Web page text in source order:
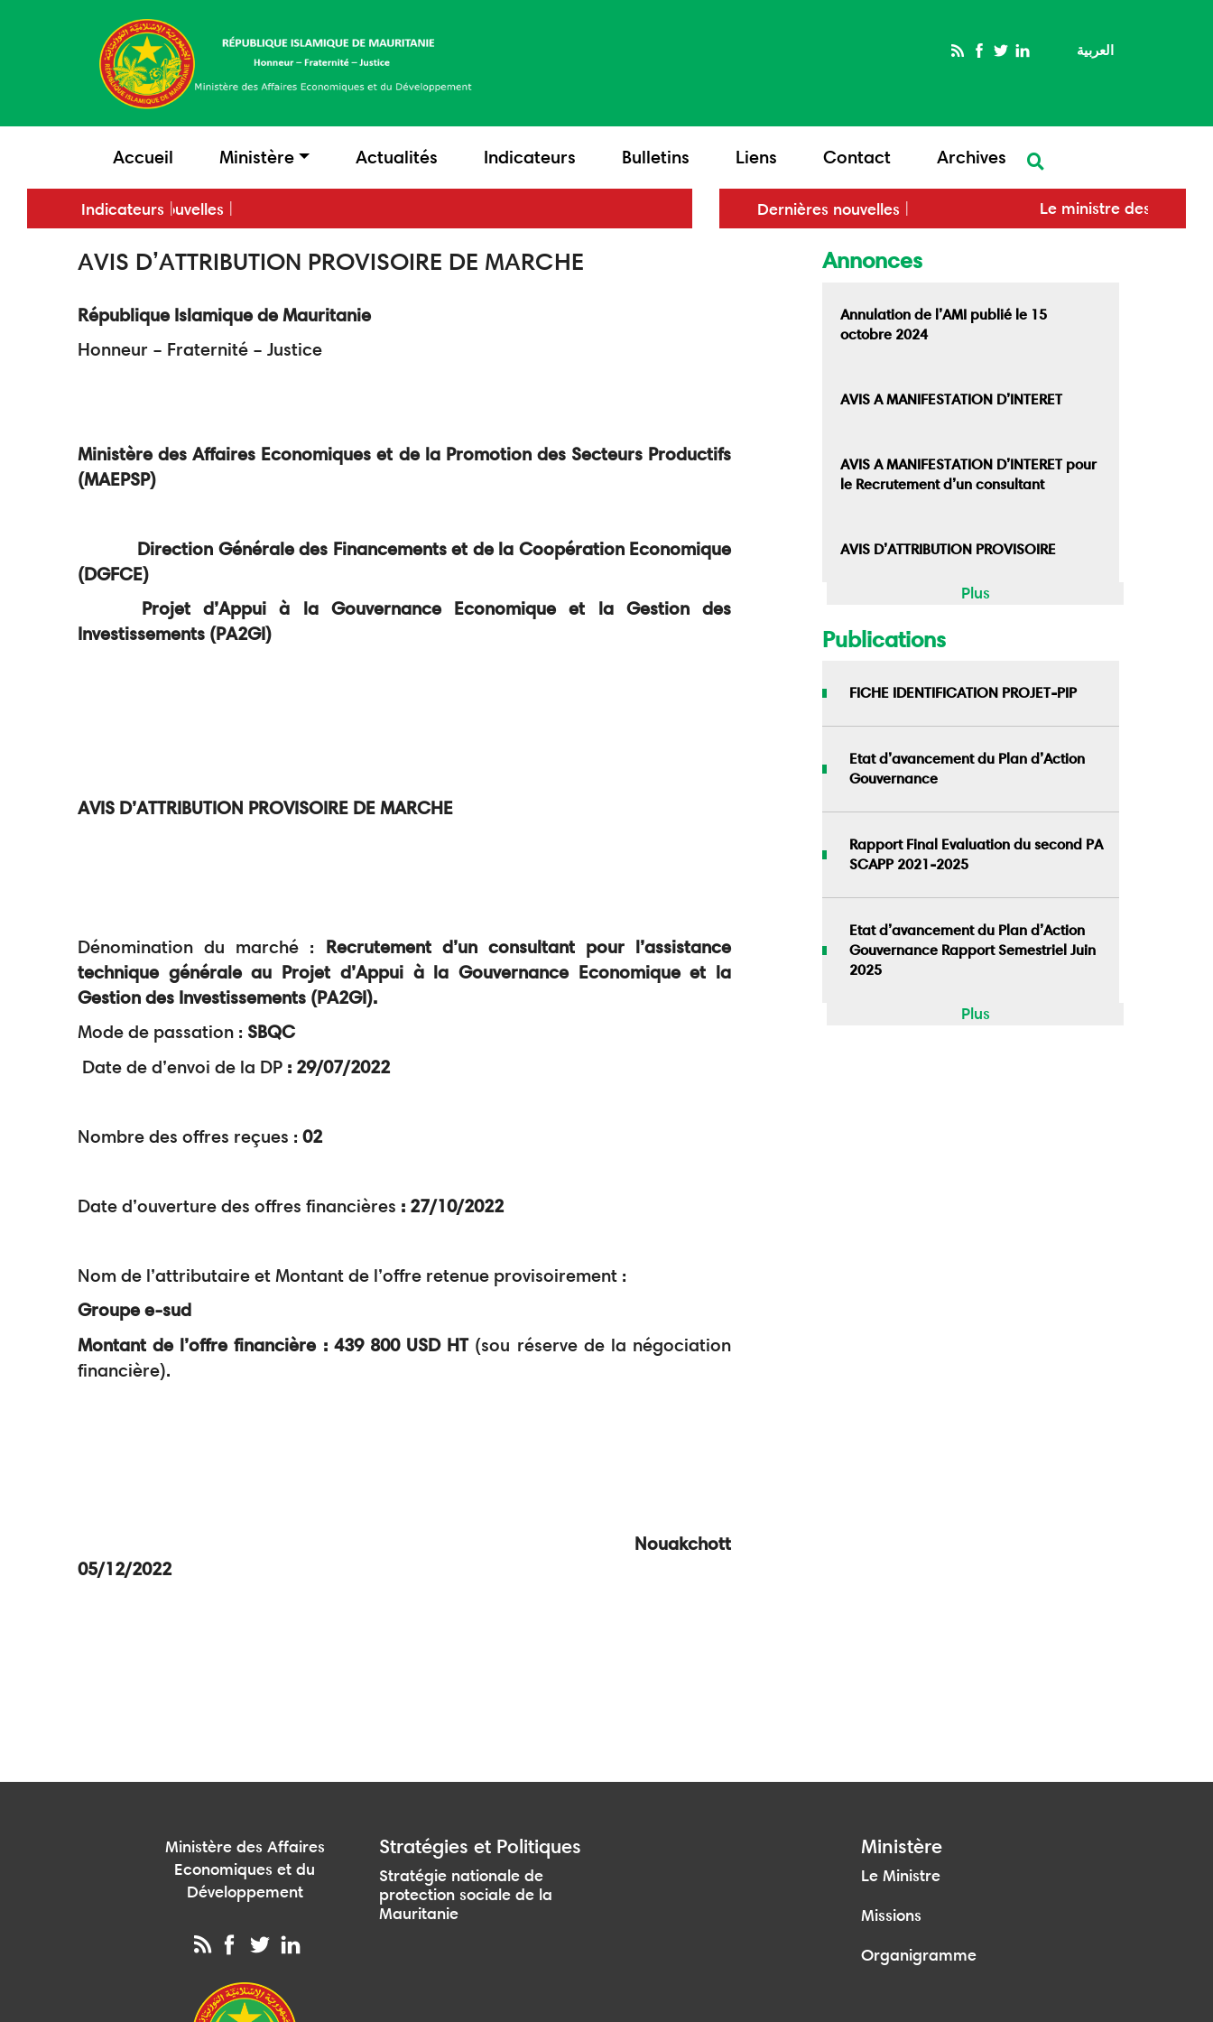
العربية
main
menu
Accueil Ministère Actualités Indicateurs Bulletins Liens Contact Archives
Dernières nouvelles
Indicateurs Dernières nouvelles
Le
Le ministre de l’Économie signe
un mémorandum d'entente
avec son homologue russe pour
AVIS D’ATTRIBUTION PROVISOIRE DE MARCHE
République Islamique de Mauritanie
Honneur – Fraternité – Justice
Ministère des Affaires Economiques et de la Promotion des Secteurs Productifs
(MAEPSP)
Direction Générale des Financements et de la Coopération Economique
(DGFCE)
Projet d’Appui à la Gouvernance Economique et la Gestion des
Investissements (PA2GI)
AVIS D’ATTRIBUTION PROVISOIRE DE MARCHE
Dénomination du marché : Recrutement d’un consultant pour l’assistance
technique générale au Projet d’Appui à la Gouvernance Economique et la
Gestion des Investissements (PA2GI).
Mode de passation : SBQC
Date de d’envoi de la DP : 29/07/2022
Nombre des offres reçues : 02
Date d’ouverture des offres financières : 27/10/2022
Nom de l’attributaire et Montant de l’offre retenue provisoirement :
Groupe e-sud
Montant de l’offre financière : 439 800 USD HT (sou réserve de la négociation
financière).
Nouakchott
05/12/2022
Annonces
Annulation de l’AMI publié le 15
octobre 2024
AVIS A MANIFESTATION D’INTERET
AVIS A MANIFESTATION D’INTERET pour
le Recrutement d’un consultant
AVIS D’ATTRIBUTION PROVISOIRE
Plus
Publications
FICHE IDENTIFICATION PROJET-PIP
Etat d’avancement du Plan d’Action
Gouvernance
Rapport Final Evaluation du second PA
SCAPP 2021-2025
Etat d’avancement du Plan d’Action
Gouvernance Rapport Semestriel Juin
2025
Plus
Ministère des Affaires
Economiques et du
Développement
Stratégies et Politiques
Stratégie nationale de
protection sociale de la
Mauritanie
Ministère
Le Ministre
Missions
Organigramme